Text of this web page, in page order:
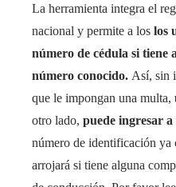
La herramienta integra el
nacional y permite a los los
número de cédula si tiene
número conocido. Así, sin
que le impongan una multa,
otro lado, puede ingresar a
número de identificación ya
arrojará si tiene alguna